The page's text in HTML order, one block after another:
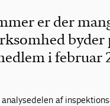
er der
byder
i februar
af